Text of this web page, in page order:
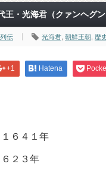
王・光海君（クァンヘグ
伝 光海君 朝鮮王朝 歴
+1 Hatena
６４１年
２３年